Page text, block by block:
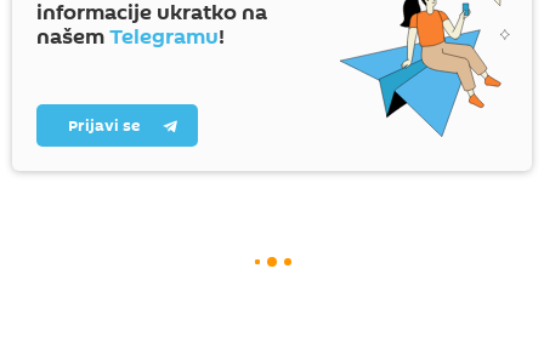
informacije ukratko na
našemTelegramu!
Prijavi se